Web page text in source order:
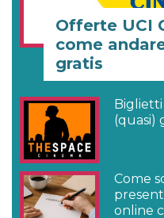
Offerte UCI
come
gratis
(quasi)
Come
online